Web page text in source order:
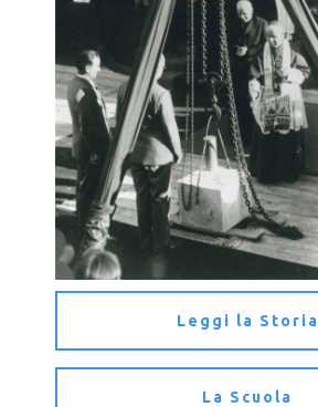
Leggi la Storia
La Scuola